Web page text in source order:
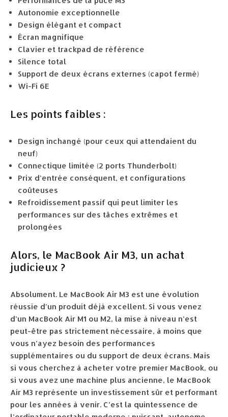
Autonomie exceptionnelle
Design élégant et compact
Écran magnifique
Clavier et trackpad de référence
Silence total
Support de deux écrans externes (capot fermé)
Wi-Fi 6E
Les points faibles :
Design inchangé (pour ceux qui attendaient du
neuf)
Connectique limitée (2 ports Thunderbolt)
Prix d’entrée conséquent, et configurations
coûteuses
Refroidissement passif qui peut limiter les
performances sur des tâches extrêmes et
prolongées
Alors, le MacBook Air M3, un achat
judicieux ?
Absolument. Le MacBook Air M3 est une évolution
réussie d’un produit déjà excellent. Si vous venez
d’un MacBook Air M1 ou M2, la mise à niveau n’est
peut-être pas strictement nécessaire, à moins que
vous n’ayez besoin des performances
supplémentaires ou du support de deux écrans. Mais
si vous cherchez à acheter votre premier MacBook, ou
si vous avez une machine plus ancienne, le MacBook
Air M3 représente un investissement sûr et performant
pour les années à venir. C’est la quintessence de